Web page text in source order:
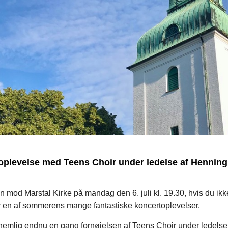
med Teens Choir under ledelse af Henning
mod Marstal Kirke på mandag den 6. juli kl. 19.30, hvis du
en af sommerens mange fantastiske koncertoplevelser.
endnu en gang fornøjelsen af Teens Choir under